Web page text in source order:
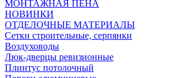
МОНТАЖНАЯ ПЕНА
НОВИНКИ
ОТДЕЛОЧНЫЕ МАТЕРИАЛЫ
Сетки строительные, серпянки
Воздуховоды
Люк-дверцы ревизионные
Плинтус потолочный